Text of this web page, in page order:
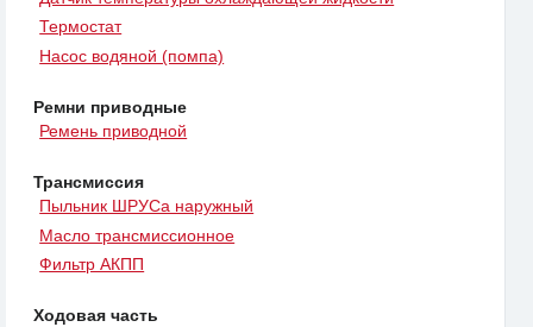
Термостат
Насос водяной (помпа)
Ремни приводные
Ремень приводной
Трансмиссия
Пыльник ШРУСа наружный
Масло трансмиссионное
Фильтр АКПП
Ходовая часть